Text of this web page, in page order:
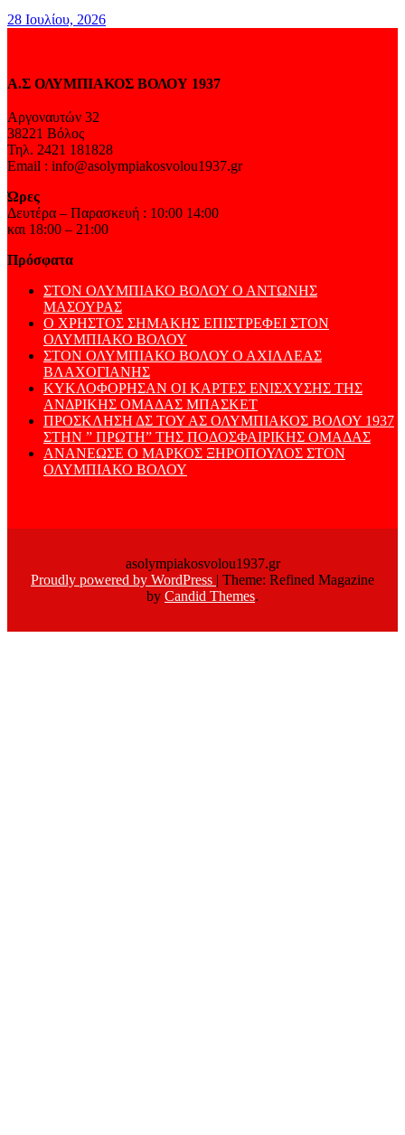
28 Ιουλίου, 2026
Α.Σ ΟΛΥΜΠΙΑΚΟΣ ΒΟΛΟΥ 1937
Αργοναυτών 32
38221 Βόλος
Τηλ. 2421 181828
Email : info@asolympiakosvolou1937.gr
Ώρες
Δευτέρα – Παρασκευή : 10:00 14:00
και 18:00 – 21:00
Πρόσφατα
ΣΤΟΝ ΟΛΥΜΠΙΑΚΟ ΒΟΛΟΥ Ο ΑΝΤΩΝΗΣ
ΜΑΣΟΥΡΑΣ
Ο ΧΡΗΣΤΟΣ ΣΗΜΑΚΗΣ ΕΠΙΣΤΡΕΦΕΙ ΣΤΟΝ
ΟΛΥΜΠΙΑΚΟ ΒΟΛΟΥ
ΣΤΟΝ ΟΛΥΜΠΙΑΚΟ ΒΟΛΟΥ Ο ΑΧΙΛΛΕΑΣ
ΒΛΑΧΟΓΙΑΝΗΣ
ΚΥΚΛΟΦΟΡΗΣΑΝ ΟΙ ΚΑΡΤΕΣ ΕΝΙΣΧΥΣΗΣ ΤΗΣ
ΑΝΔΡΙΚΗΣ ΟΜΑΔΑΣ ΜΠΑΣΚΕΤ
ΠΡΟΣΚΛΗΣΗ ΔΣ ΤΟΥ ΑΣ ΟΛΥΜΠΙΑΚΟΣ ΒΟΛΟΥ 1937
ΣΤΗΝ ” ΠΡΩΤΗ” ΤΗΣ ΠΟΔΟΣΦΑΙΡΙΚΗΣ ΟΜΑΔΑΣ
ΑΝΑΝΕΩΣΕ Ο ΜΑΡΚΟΣ ΞΗΡΟΠΟΥΛΟΣ ΣΤΟΝ
ΟΛΥΜΠΙΑΚΟ ΒΟΛΟΥ
asolympiakosvolou1937.gr
Proudly powered by WordPress | Theme: Refined Magazine
by Candid Themes.